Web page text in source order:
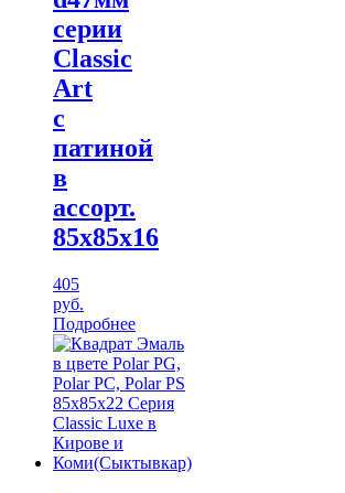
серии
Classic
Art
с
патиной
в
ассорт.
85х85х16
405
руб.
Подробнее